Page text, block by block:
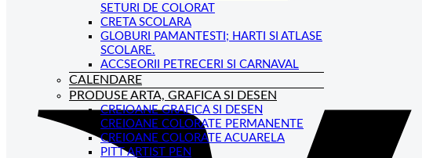
SETURI DE COLORAT
CRETA SCOLARA
GLOBURI PAMANTESTI; HARTI SI ATLASE
SCOLARE.
ACCSEORII PETRECERI SI CARNAVAL
CALENDARE
PRODUSE ARTA, GRAFICA SI DESEN
CREIOANE GRAFICA SI DESEN
CREIOANE COLORATE PERMANENTE
CREIOANE COLORATE ACUARELA
PITT ARTIST PEN